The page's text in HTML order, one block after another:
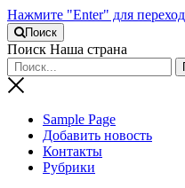
Нажмите "Enter" для
Поиск
Поиск Наша страна
Sample Page
Добавить новость
Контакты
Рубрики